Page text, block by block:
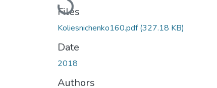
Files
Koliesnichenko160.pdf(327.18 KB)
Date
2018
Authors